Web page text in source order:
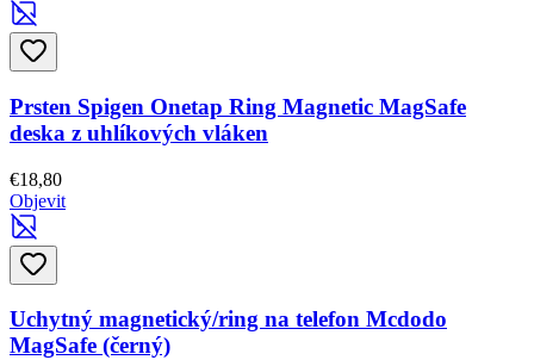
Prsten Spigen Onetap Ring Magnetic MagSafe
deska z uhlíkových vláken
€18,80
Objevit
Uchytný magnetický/ring na telefon Mcdodo
MagSafe (černý)